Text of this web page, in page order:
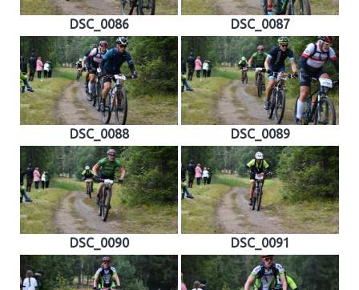
DSC_0086 DSC_0087
DSC_0088 DSC_0089
DSC_0090 DSC_0091